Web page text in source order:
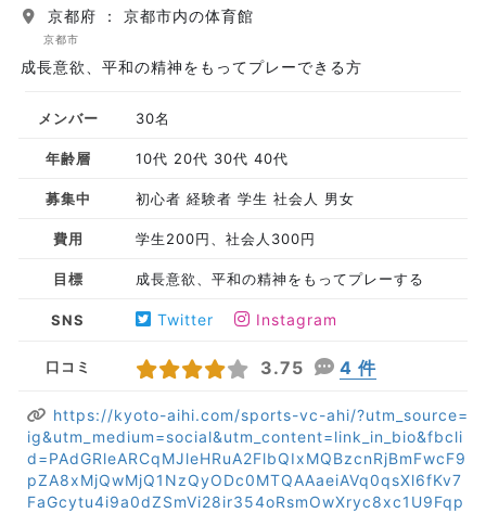
京都府 ： 京都市内の体育館
京都市
成長意欲、平和の精神をもってプレーできる方
メンバー 30名
年齢層 10代 20代 30代 40代
募集中 初心者 経験者 学生 社会人 男女
費用 学生200円、社会人300円
目標 成長意欲、平和の精神をもってプレーする
SNS Twitter Instagram
口コミ 3.75 4 件
https://kyoto-aihi.com/sports-vc-ahi/?utm_source=
ig&utm_medium=social&utm_content=link_in_bio&fbcli
d=PAdGRleARCqMJleHRuA2FlbQIxMQBzcnRjBmFwcF9
pZA8xMjQwMjQ1NzQyODc0MTQAAaeiAVq0qsXl6fKv7
FaGcytu4i9a0dZSmVi28ir354oRsmOwXryc8xc1U9Fqp